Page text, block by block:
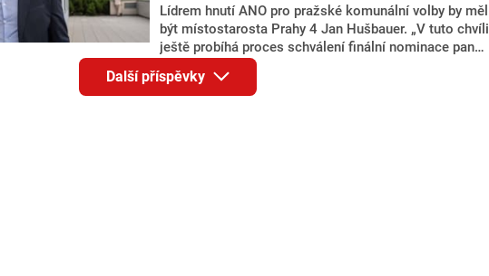
Lídrem hnutí ANO pro pražské komunální volby by měl
být místostarosta Prahy 4 Jan Hušbauer. „V tuto chvíli
ještě probíhá proces schválení finální nominace pana
Jana Hušbauera Výborem hnutí ANO,“ uvedl pro
redakci místopředseda pražského ANO Martin
Benkovič. O Hušbauerovi se spekulovalo jako o
Další příspěvky